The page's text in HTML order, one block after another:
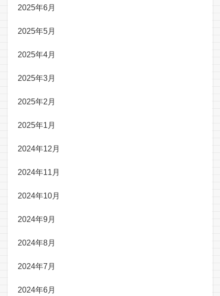
2025年6月
2025年5月
2025年4月
2025年3月
2025年2月
2025年1月
2024年12月
2024年11月
2024年10月
2024年9月
2024年8月
2024年7月
2024年6月